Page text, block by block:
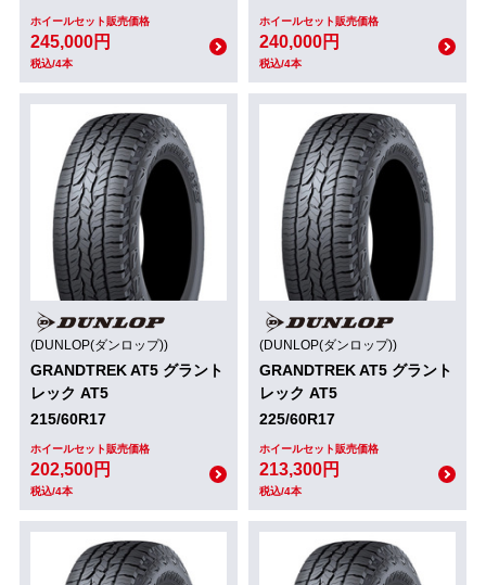
ホイールセット販売価格
245,000円
税込/4本
ホイールセット販売価格
240,000円
税込/4本
(DUNLOP(ダンロップ))
GRANDTREK AT5 グラント
レック AT5
215/60R17
ホイールセット販売価格
202,500円
税込/4本
(DUNLOP(ダンロップ))
GRANDTREK AT5 グラント
レック AT5
225/60R17
ホイールセット販売価格
213,300円
税込/4本